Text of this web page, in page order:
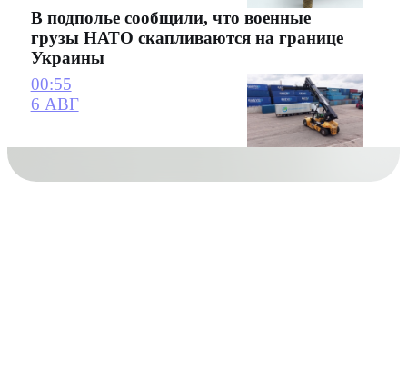
В подполье сообщили, что военные
грузы НАТО скапливаются на границе
Украины
00:55
6 АВГ